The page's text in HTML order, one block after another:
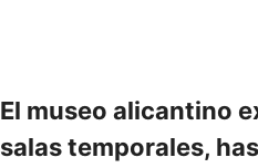
El museo alicantino
salas temporales,